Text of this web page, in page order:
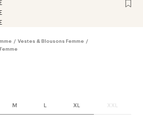
/ Vestes & Blousons Femme /
M L XL XXL